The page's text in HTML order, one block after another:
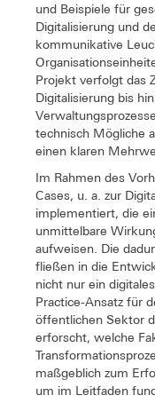
und Beispiele für
Digitalisierung und
kommunikative
Projekt verfolgt das
Digitalisierung bis
technisch Mögliche
einen klaren
Im Rahmen des
Cases, u. a. zur
implementiert, die
unmittelbare
aufweisen. Die
fließen in die
nicht nur ein
Practice-Ansatz für
öffentlichen Sektor
erforscht, welche
maßgeblich zum
um im Leitfaden